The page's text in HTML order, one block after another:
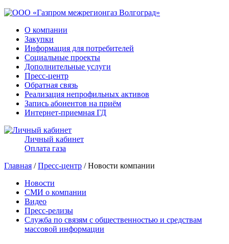
О компании
Закупки
Информация для потребителей
Социальные проекты
Дополнительные услуги
Пресс-центр
Обратная связь
Реализация непрофильных активов
Запись абонентов на приём
Интернет-приемная ГД
Личный кабинет
Оплата газа
Главная /Пресс-центр / Новости компании
Новости
СМИ о компании
Видео
Пресс-релизы
Служба по связям с общественностью и средствам
массовой информации